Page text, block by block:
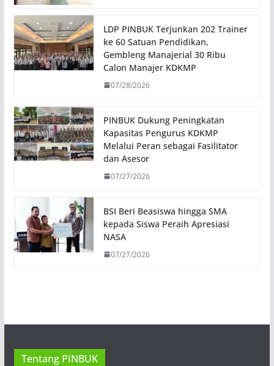
LDP PINBUK Terjunkan 202 Trainer
ke 60 Satuan Pendidikan,
Gembleng Manajerial 30 Ribu
Calon Manajer KDKMP
07/28/2026
PINBUK Dukung Peningkatan
Kapasitas Pengurus KDKMP
Melalui Peran sebagai Fasilitator
dan Asesor
07/27/2026
BSI Beri Beasiswa hingga SMA
kepada Siswa Peraih Apresiasi
NASA
07/27/2026
Tentang PINBUK